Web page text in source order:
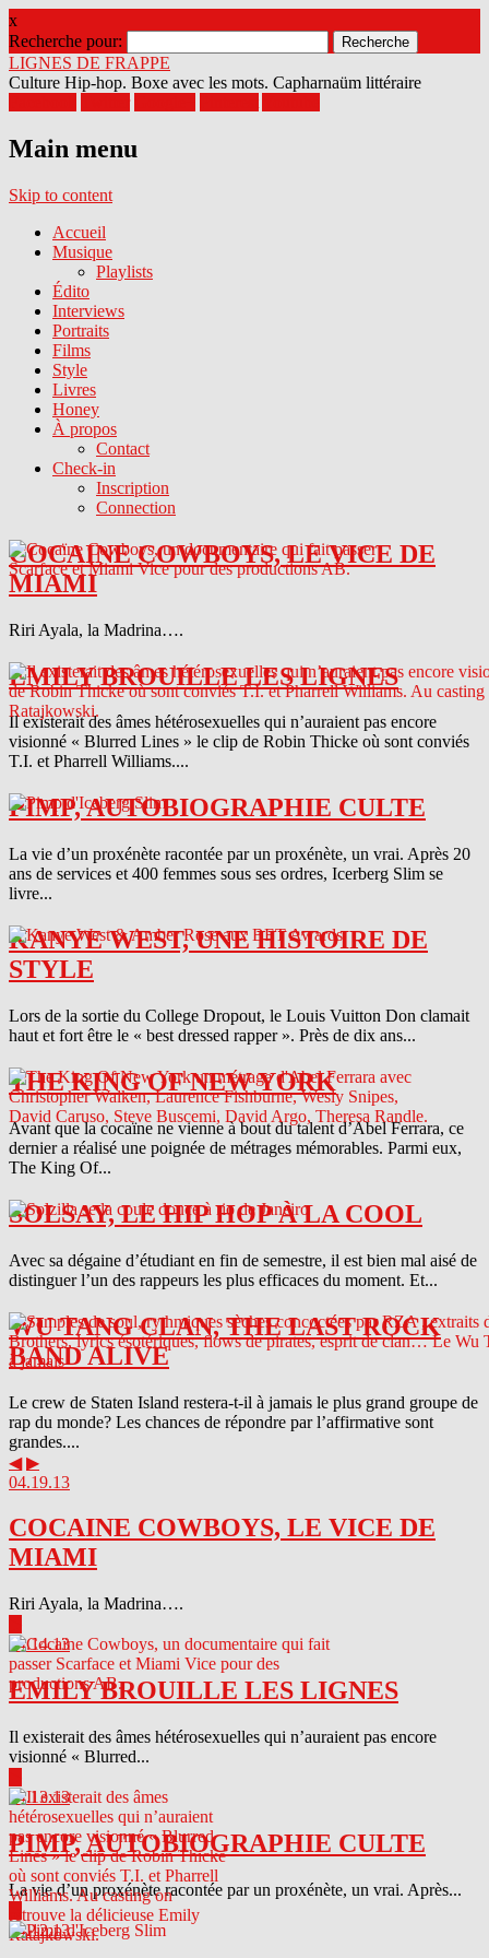
x
Recherche pour:
LIGNES DE FRAPPE
Culture Hip-hop. Boxe avec les mots. Capharnaüm littéraire
Main menu
Skip to content
Accueil
Musique
Playlists
Édito
Interviews
Portraits
Films
Style
Livres
Honey
À propos
Contact
Check-in
Inscription
Connection
COCAINE COWBOYS, LE VICE DE
MIAMI
Riri Ayala, la Madrina….
EMILY BROUILLE LES LIGNES
Il existerait des âmes hétérosexuelles qui n’auraient pas encore
visionné « Blurred Lines » le clip de Robin Thicke où sont conviés
T.I. et Pharrell Williams....
PIMP, AUTOBIOGRAPHIE CULTE
La vie d’un proxénète racontée par un proxénète, un vrai. Après 20
ans de services et 400 femmes sous ses ordres, Icerberg Slim se
livre...
KANYE WEST, UNE HISTOIRE DE
STYLE
Lors de la sortie du College Dropout, le Louis Vuitton Don clamait
haut et fort être le « best dressed rapper ». Près de dix ans...
THE KING OF NEW YORK
Avant que la cocaïne ne vienne à bout du talent d’Abel Ferrara, ce
dernier a réalisé une poignée de métrages mémorables. Parmi eux,
The King Of...
SOLSAY, LE HIP HOP À LA COOL
Avec sa dégaine d’étudiant en fin de semestre, il est bien mal aisé de
distinguer l’un des rappeurs les plus efficaces du moment. Et...
WU TANG CLAN, THE LAST ROCK
BAND ALIVE
Le crew de Staten Island restera-t-il à jamais le plus grand groupe de
rap du monde? Les chances de répondre par l’affirmative sont
grandes....
◀ ▶
04.19.13
COCAINE COWBOYS, LE VICE DE
MIAMI
Riri Ayala, la Madrina….
04.14.13
EMILY BROUILLE LES LIGNES
Il existerait des âmes hétérosexuelles qui n’auraient pas encore
visionné « Blurred...
04.13.13
PIMP, AUTOBIOGRAPHIE CULTE
La vie d’un proxénète racontée par un proxénète, un vrai. Après...
04.12.13